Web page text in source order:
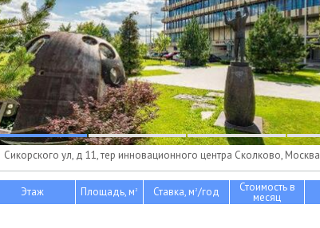
Сикорского ул, д 11, тер инновационного центра Сколково, Москва
Этаж Площадь, м2 Ставка, м2/год Стоимость в
месяц